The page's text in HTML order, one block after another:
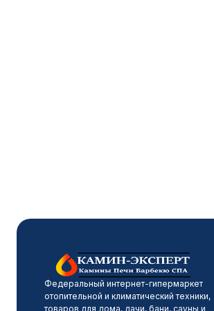
Марина, администратор
Федеральный интернет-гипермаркет
отопительной и климатический техники,
товаров для дома, дачи, бани, сауны и